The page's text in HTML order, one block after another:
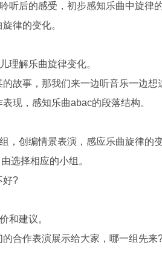
后的感受，初步感知乐曲中旋律的
律的变化。
解乐曲旋律变化。
事，那我们来一边听音乐一边想
，感知乐曲abac的段落结构。
创编情景表演，感应乐曲旋律的变
择相应的小组。
?
建议。
合作表演展示给大家，哪一组先来